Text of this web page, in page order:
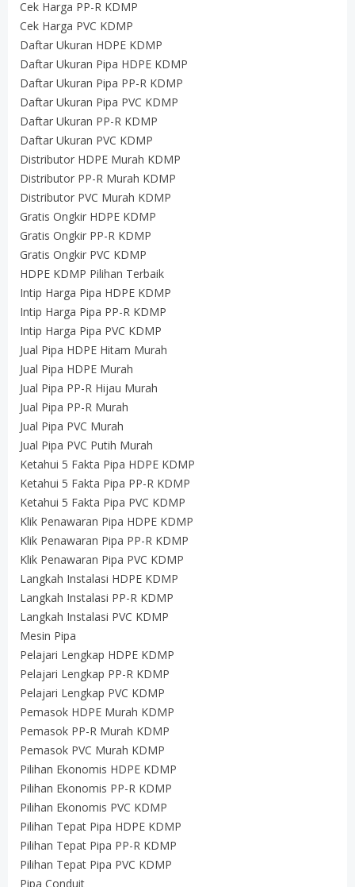
Cek Harga PP-R KDMP
Cek Harga PVC KDMP
Daftar Ukuran HDPE KDMP
Daftar Ukuran Pipa HDPE KDMP
Daftar Ukuran Pipa PP-R KDMP
Daftar Ukuran Pipa PVC KDMP
Daftar Ukuran PP-R KDMP
Daftar Ukuran PVC KDMP
Distributor HDPE Murah KDMP
Distributor PP-R Murah KDMP
Distributor PVC Murah KDMP
Gratis Ongkir HDPE KDMP
Gratis Ongkir PP-R KDMP
Gratis Ongkir PVC KDMP
HDPE KDMP Pilihan Terbaik
Intip Harga Pipa HDPE KDMP
Intip Harga Pipa PP-R KDMP
Intip Harga Pipa PVC KDMP
Jual Pipa HDPE Hitam Murah
Jual Pipa HDPE Murah
Jual Pipa PP-R Hijau Murah
Jual Pipa PP-R Murah
Jual Pipa PVC Murah
Jual Pipa PVC Putih Murah
Ketahui 5 Fakta Pipa HDPE KDMP
Ketahui 5 Fakta Pipa PP-R KDMP
Ketahui 5 Fakta Pipa PVC KDMP
Klik Penawaran Pipa HDPE KDMP
Klik Penawaran Pipa PP-R KDMP
Klik Penawaran Pipa PVC KDMP
Langkah Instalasi HDPE KDMP
Langkah Instalasi PP-R KDMP
Langkah Instalasi PVC KDMP
Mesin Pipa
Pelajari Lengkap HDPE KDMP
Pelajari Lengkap PP-R KDMP
Pelajari Lengkap PVC KDMP
Pemasok HDPE Murah KDMP
Pemasok PP-R Murah KDMP
Pemasok PVC Murah KDMP
Pilihan Ekonomis HDPE KDMP
Pilihan Ekonomis PP-R KDMP
Pilihan Ekonomis PVC KDMP
Pilihan Tepat Pipa HDPE KDMP
Pilihan Tepat Pipa PP-R KDMP
Pilihan Tepat Pipa PVC KDMP
Pipa Conduit